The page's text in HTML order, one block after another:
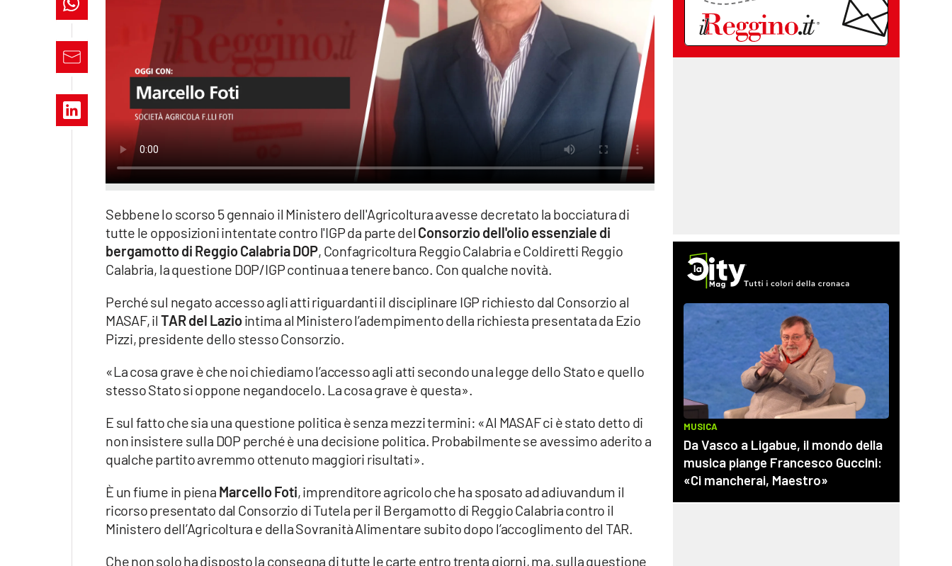
Sebbene lo scorso 5 gennaio il Ministero dell'Agricoltura avesse decretato la bocciatura di
tutte le opposizioni intentate contro l'IGP da parte del Consorzio dell'olio essenziale di
bergamotto di Reggio Calabria DOP, Confagricoltura Reggio Calabria e Coldiretti Reggio
Calabria, la questione DOP/IGP continua a tenere banco. Con qualche novità.
Perché sul negato accesso agli atti riguardanti il disciplinare IGP richiesto dal Consorzio al
MASAF, il TAR del Laziointima al Ministero l’adempimento della richiesta presentata da Ezio
Pizzi, presidente dello stesso Consorzio.
«La cosa grave è che noi chiediamo l’accesso agli atti secondo una legge dello Stato e quello
stesso Stato si oppone negandocelo. La cosa grave è questa».
E sul fatto che sia una questione politica è senza mezzi termini: «Al MASAF ci è stato detto di
non insistere sulla DOP perché è una decisione politica. Probabilmente se avessimo aderito a
qualche partito avremmo ottenuto maggiori risultati».
È un fiume in piena Marcello Foti, imprenditore agricolo che ha sposato ad adiuvandum il
ricorso presentato dal Consorzio di Tutela per il Bergamotto di Reggio Calabria contro il
Ministero dell’Agricoltura e della Sovranità Alimentare subito dopo l’accoglimento del TAR.
Che non solo ha disposto la consegna di tutte le carte entro trenta giorni, ma, sulla questione